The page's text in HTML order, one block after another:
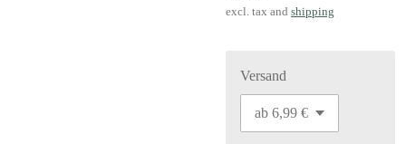
excl. tax and shipping
Versand